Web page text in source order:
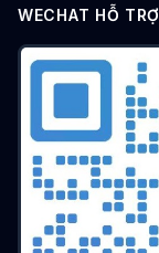
WECHAT HỖ TRỢ